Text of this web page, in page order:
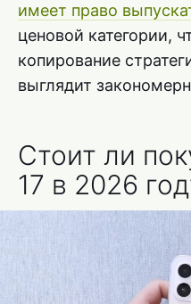
имеет право
ценовой категории,
копирование
выглядит
Стоит ли
17 в 2026